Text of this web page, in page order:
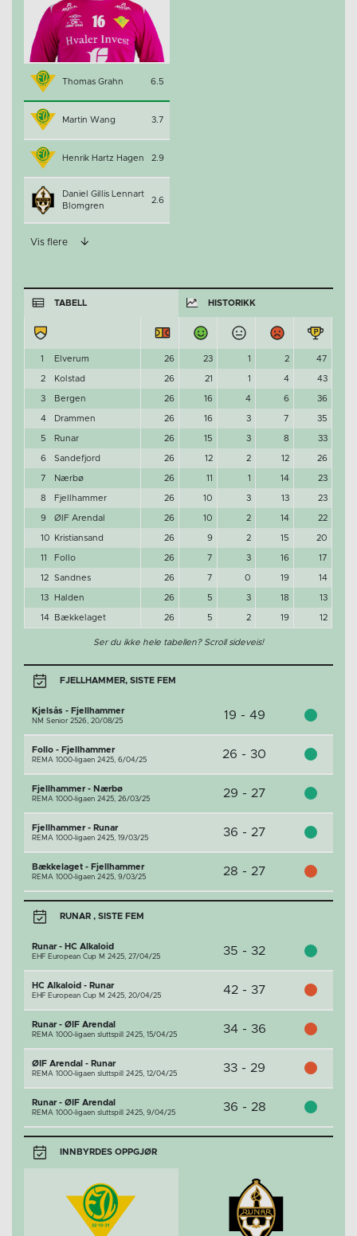
Thomas Grahn 6.5
Martin Wang 3.7
Henrik Hartz Hagen 2.9
Daniel Gillis Lennart
Blomgren
2.6
Vis flere
TABELL HISTORIKK
1 Elverum 26 23 1 2 47
2 Kolstad 26 21 1 4 43
3 Bergen 26 16 4 6 36
4 Drammen 26 16 3 7 35
5 Runar 26 15 3 8 33
6 Sandefjord 26 12 2 12 26
7 Nærbø 26 11 1 14 23
8 Fjellhammer 26 10 3 13 23
9 ØIF Arendal 26 10 2 14 22
10 Kristiansand 26 9 2 15 20
11 Follo 26 7 3 16 17
12 Sandnes 26 7 0 19 14
13 Halden 26 5 3 18 13
14 Bækkelaget 26 5 2 19 12
Ser du ikke hele tabellen? Scroll sideveis!
FJELLHAMMER, SISTE FEM
Kjelsås - Fjellhammer
NM Senior 2526, 20/08/25 19 - 49
Follo - Fjellhammer
REMA 1000-ligaen 2425, 6/04/25 26 - 30
Fjellhammer - Nærbø
REMA 1000-ligaen 2425, 26/03/25 29 - 27
Fjellhammer - Runar
REMA 1000-ligaen 2425, 19/03/25 36 - 27
Bækkelaget - Fjellhammer
REMA 1000-ligaen 2425, 9/03/25 28 - 27
RUNAR , SISTE FEM
Runar - HC Alkaloid
EHF European Cup M 2425, 27/04/25 35 - 32
HC Alkaloid - Runar
EHF European Cup M 2425, 20/04/25 42 - 37
Runar - ØIF Arendal
REMA 1000-ligaen sluttspill 2425, 15/04/25 34 - 36
ØIF Arendal - Runar
REMA 1000-ligaen sluttspill 2425, 12/04/25 33 - 29
Runar - ØIF Arendal
REMA 1000-ligaen sluttspill 2425, 9/04/25 36 - 28
INNBYRDES OPPGJØR